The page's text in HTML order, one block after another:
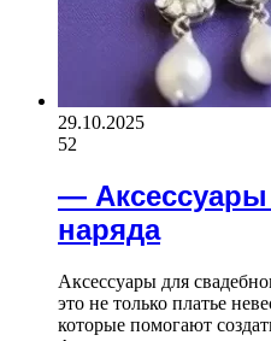
29.10.2025
52
— Аксессуары
наряда
Аксессуары для
это не только платье
которые помогают